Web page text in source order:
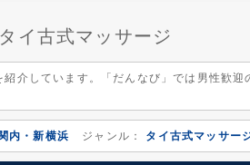
イ古式マッサージ
介しています。「だんなび」では男性歓迎
内・新横浜 ジャンル： タイ古式マッサー